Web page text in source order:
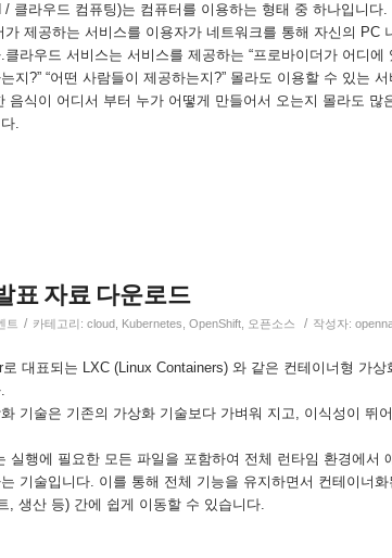
/ 클라우드 컴퓨팅)는 컴퓨터를 이용하는 형태 중 하나입니다.
가 제공하는 서비스를 이용자가 네트워크를 통해 자신의 PC
라우드 서비스는 서비스를 제공하는 “프로바이더가 어디에
지?” “어떤 사람들이 제공하는지?” 몰라도 이용할 수 있는
음식이 어디서 부터 누가 어떻게 만들어서 오는지 몰라도 많
.
표 자료 다운로드
트 / 카테고리: cloud Kubernetes OpenShift 오픈소스 / 작성자:
대표되는 LXC (Linux Containers) 와 같은 컨테이너형 가상
기술은 기존의 가상화 기술보다 가벼워 지고, 이식성이 뛰
실행에 필요한 모든 파일을 포함하여 전체 런타임 환경에서
기술입니다. 이를 통해 전체 기능을 유지하면서 컨테이너
, 생산 등) 간에 쉽게 이동할 수 있습니다.